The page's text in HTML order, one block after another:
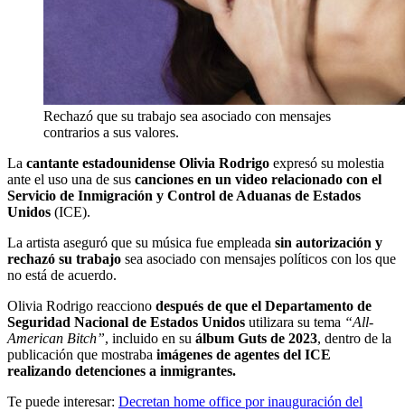
Rechazó que su trabajo sea asociado con mensajes
contrarios a sus valores.
La cantante estadounidense Olivia Rodrigo expresó su molestia
ante el uso una de sus canciones en un video relacionado con el
Servicio de Inmigración y Control de Aduanas de Estados
Unidos (ICE).
La artista aseguró que su música fue empleada sin autorización y
rechazó su trabajo sea asociado con mensajes políticos con los que
no está de acuerdo.
Olivia Rodrigo reacciono después de que el Departamento de
Seguridad Nacional de Estados Unidos utilizara su tema “All-
American Bitch”, incluido en su álbum Guts de 2023, dentro de la
publicación que mostraba imágenes de agentes del ICE
realizando detenciones a inmigrantes.
Te puede interesar: Decretan home office por inauguración del